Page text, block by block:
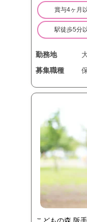
賞与4ヶ月
駅徒歩5分
勤務地
募集職種